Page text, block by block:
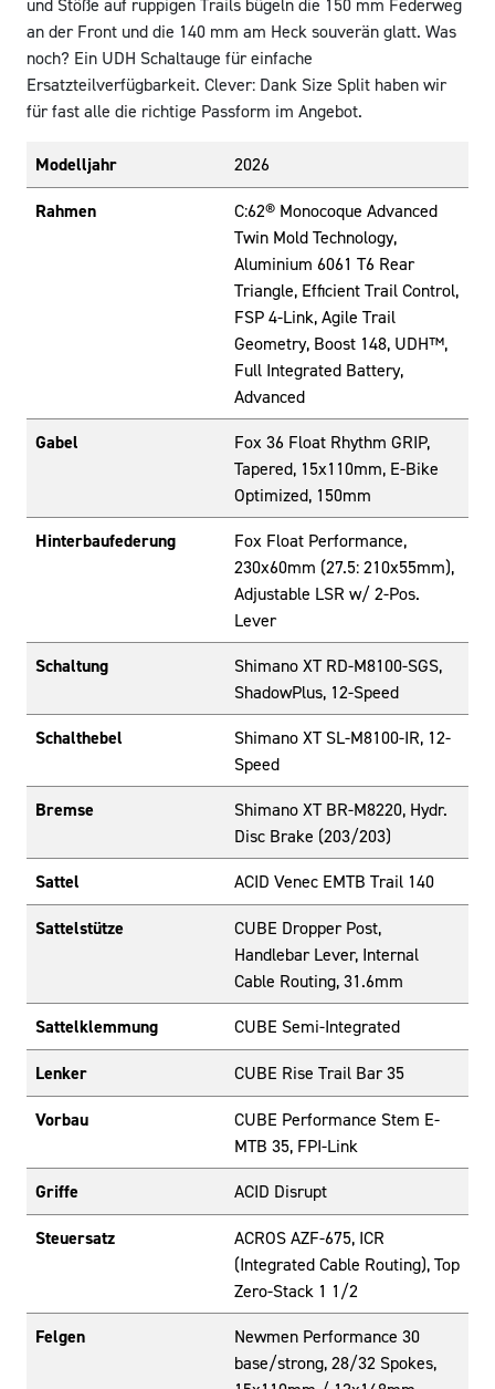
und Stöße auf ruppigen Trails bügeln die 150 mm Federweg
an der Front und die 140 mm am Heck souverän glatt. Was
noch? Ein UDH Schaltauge für einfache
Ersatzteilverfügbarkeit. Clever: Dank Size Split haben wir
für fast alle die richtige Passform im Angebot.
Modelljahr 2026
Rahmen
C:62® Monocoque Advanced
Twin Mold Technology,
Aluminium 6061 T6 Rear
Triangle, Efficient Trail Control,
FSP 4-Link, Agile Trail
Geometry, Boost 148, UDH™,
Full Integrated Battery,
Advanced
Gabel
Fox 36 Float Rhythm GRIP,
Tapered, 15x110mm, E-Bike
Optimized, 150mm
Hinterbaufederung
Fox Float Performance,
230x60mm (27.5: 210x55mm),
Adjustable LSR w/ 2-Pos.
Lever
Schaltung
Shimano XT RD-M8100-SGS,
ShadowPlus, 12-Speed
Schalthebel
Shimano XT SL-M8100-IR, 12-
Speed
Bremse
Shimano XT BR-M8220, Hydr.
Disc Brake (203/203)
Sattel ACID Venec EMTB Trail 140
Sattelstütze
CUBE Dropper Post,
Handlebar Lever, Internal
Cable Routing, 31.6mm
Sattelklemmung CUBE Semi-Integrated
Lenker CUBE Rise Trail Bar 35
Vorbau
CUBE Performance Stem E-
MTB 35, FPI-Link
Griffe ACID Disrupt
Steuersatz
ACROS AZF-675, ICR
(Integrated Cable Routing), Top
Zero-Stack 1 1/2
Felgen
Newmen Performance 30
base/strong, 28/32 Spokes,